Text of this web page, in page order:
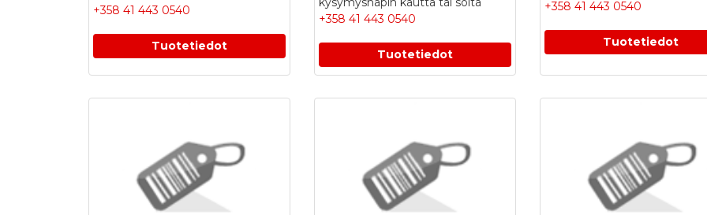
+358 41 443 0540
Tuotetiedot
+358 41 443 0540
Tuotetiedot
+358 41 443 0540
Tuotetiedot